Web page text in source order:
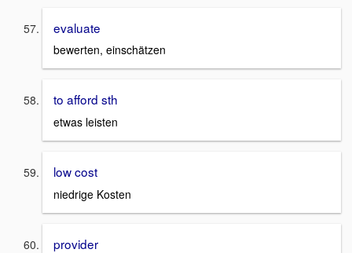
evaluate
bewerten, einschätzen
to afford sth
etwas leisten
low cost
niedrige Kosten
provider